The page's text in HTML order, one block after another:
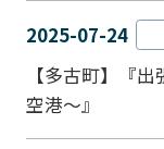
2025-07-24
【多古町】『
空港～』